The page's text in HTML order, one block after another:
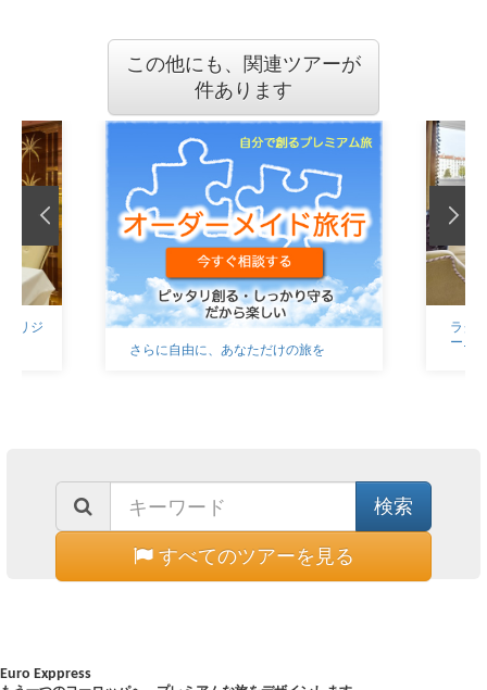
この他にも、関連ツアーが
件あります
パリジ
さらに自由に、あなただけの旅を
ラグ
ーニ
すべてのツアーを見る
Euro Exppress